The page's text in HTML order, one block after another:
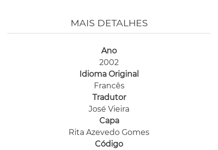
MAIS DETALHES
Ano
2002
Idioma Original
Francês
Tradutor
José Vieira
Capa
Rita Azevedo Gomes
Código